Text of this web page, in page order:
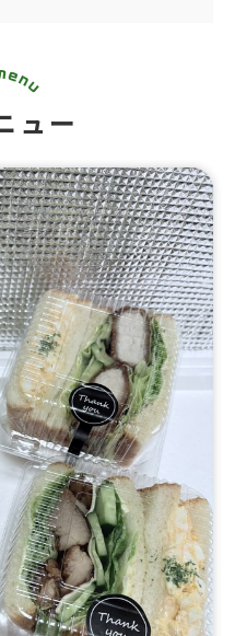
ュー